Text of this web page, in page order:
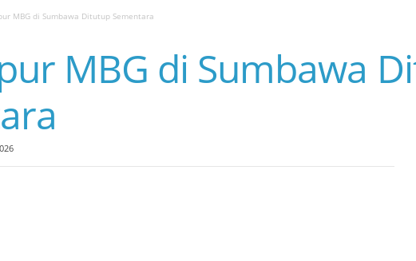
MBG di Sumbawa Ditutup Sementara
MBG di Sumbawa